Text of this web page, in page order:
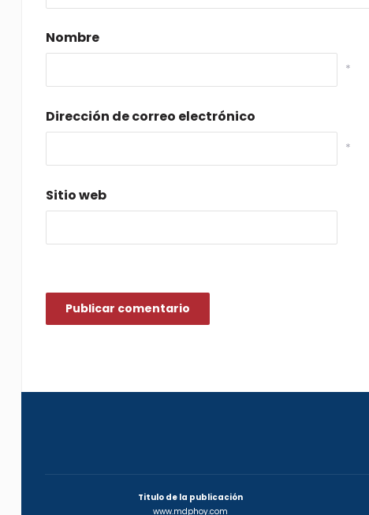
Nombre
*
Dirección de correo electrónico
*
Sitio web
Titulo de la publicación
www.mdphoy.com